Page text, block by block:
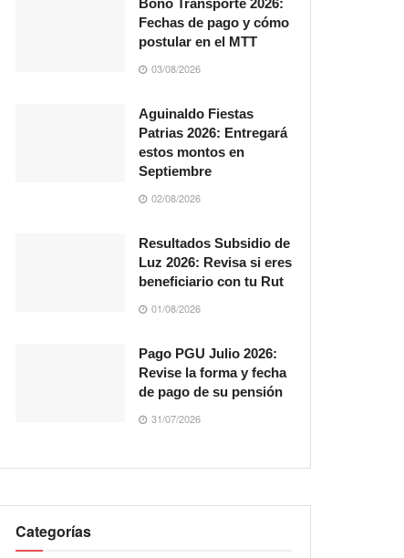
Bono Transporte 2026:
Fechas de pago y cómo
postular en el MTT
03/08/2026
Aguinaldo Fiestas
Patrias 2026: Entregará
estos montos en
Septiembre
02/08/2026
Resultados Subsidio de
Luz 2026: Revisa si eres
beneficiario con tu Rut
01/08/2026
Pago PGU Julio 2026:
Revise la forma y fecha
de pago de su pensión
31/07/2026
Categorías